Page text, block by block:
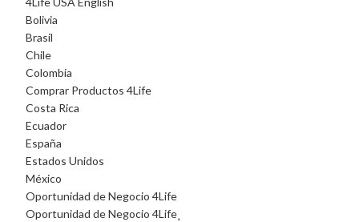
Bolivia
Brasil
Chile
Colombia
Comprar Productos 4Life
Costa Rica
Ecuador
España
Estados Unidos
México
Oportunidad de Negocio 4Life
Oportunidad de Negocio 4Life¸